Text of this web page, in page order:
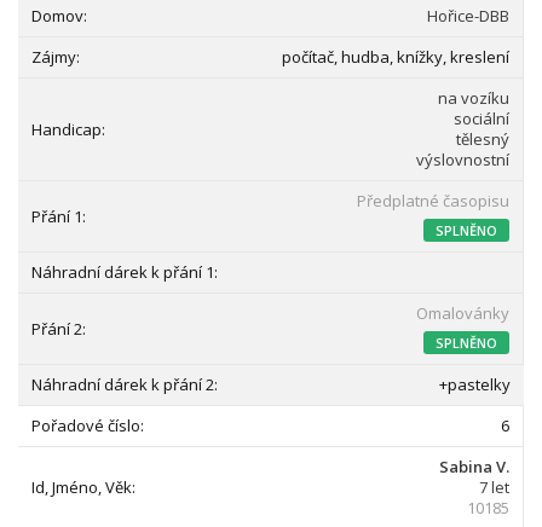
Hořice-DBB
počítač, hudba, knížky, kreslení
na vozíku
sociální
tělesný
výslovnostní
Předplatné časopisu
SPLNĚNO
Omalovánky
SPLNĚNO
+pastelky
6
Sabina V.
7 let
10185